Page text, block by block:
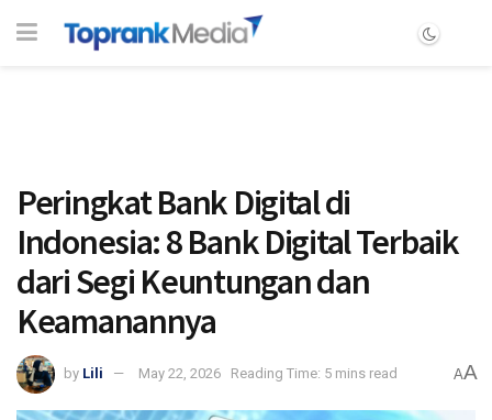
Peringkat Bank Digital di
Indonesia: 8 Bank Digital Terbaik
dari Segi Keuntungan dan
Keamanannya
by Lili May 22, 2026 Reading Time: 5 mins read AA